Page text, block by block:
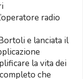
radio
e lanciata il
la vita dei
che